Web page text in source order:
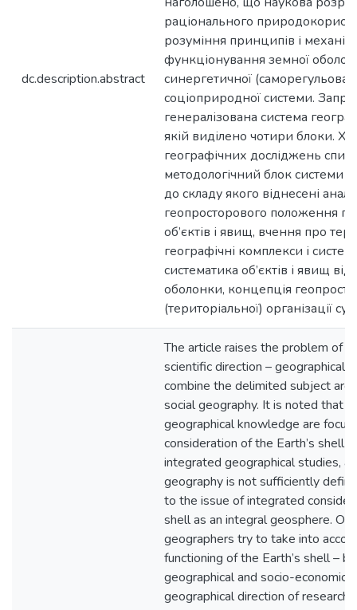
dc.description.abstract
раціонального
розуміння принципів і
функціонування земної
синергетичної
соціоприродної системи.
генералізована система
якій виділено чотири блоки.
географічних досліджень
методологічний блок системи
до складу якого віднесені
геопросторового положення
об’єктів і явищ, вчення про
географічні комплекси і
систематика об’єктів і явищ
оболонки, концепція
(територіальної) організації
The article raises the problem of
scientific direction – geographical
combine the delimited subject
social geography. It is noted that
geographical knowledge are
consideration of the Earth’s shell
integrated geographical studies,
geography is not sufficiently
to the issue of integrated
shell as an integral geosphere. On
geographers try to take into
functioning of the Earth’s shell –
geographical and socio-economic,
geographical direction of research